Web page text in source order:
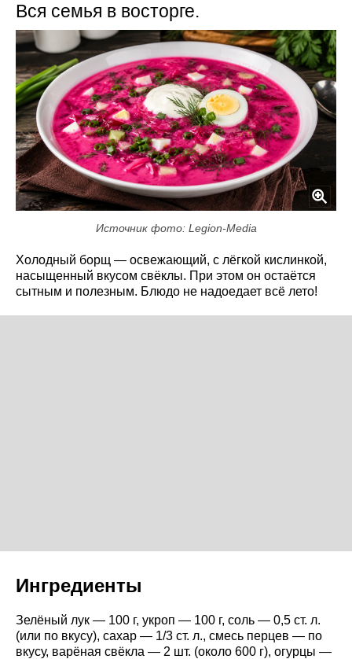
Вся семья в восторге.
Источник фото: Legion-Media
Холодный борщ — освежающий, с лёгкой кислинкой,
насыщенный вкусом свёклы. При этом он остаётся
сытным и полезным. Блюдо не надоедает всё лето!
Ингредиенты
Зелёный лук — 100 г, укроп — 100 г, соль — 0,5 ст. л.
(или по вкусу), сахар — 1/3 ст. л., смесь перцев — по
вкусу, варёная свёкла — 2 шт. (около 600 г), огурцы —